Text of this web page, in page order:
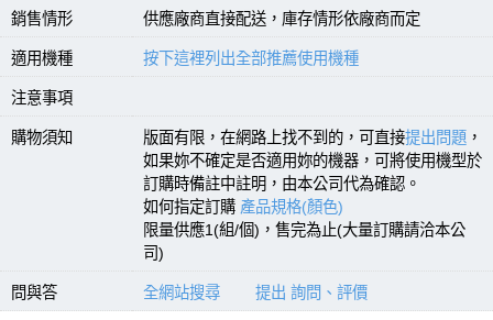
銷售情形 供應廠商直接配送，庫存情形依廠商而定
適用機種 按下這裡列出全部推薦使用機種
注意事項
購物須知 版面有限，在網路上找不到的，可直接提出問題 ，
如果妳不確定是否適用妳的機器，可將使用機型於
訂購時備註中註明，由本公司代為確認。
如何指定訂購 產品規格(顏色)
限量供應1(組/個)，售完為止(大量訂購請洽本公
司)
問與答 全網站搜尋 提出 詢問、評價